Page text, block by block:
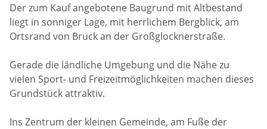
Der zum Kauf angebotene Baugrund mit Altbestand
liegt in sonniger Lage, mit herrlichem Bergblick, am
Ortsrand von Bruck an der Großglocknerstraße.
Gerade die ländliche Umgebung und die Nähe zu
vielen Sport- und Freizeitmöglichkeiten machen dieses
Grundstück attraktiv.
Ins Zentrum der kleinen Gemeinde, am Fuße der